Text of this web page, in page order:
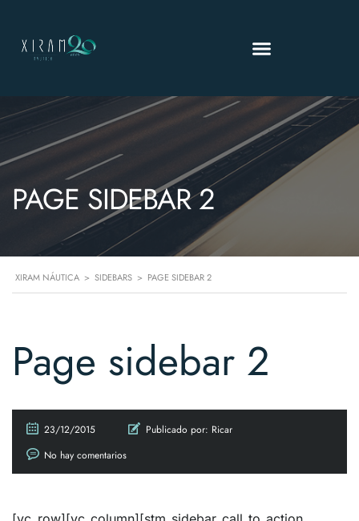
PAGE SIDEBAR 2
XIRAM NÁUTICA > SIDEBARS > PAGE SIDEBAR 2
Page sidebar 2
23/12/2015 Publicado por: Ricar
No hay comentarios